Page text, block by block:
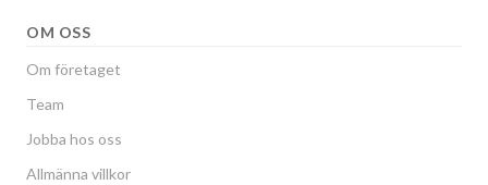
OM OSS
Om företaget
Team
Jobba hos oss
Allmänna villkor